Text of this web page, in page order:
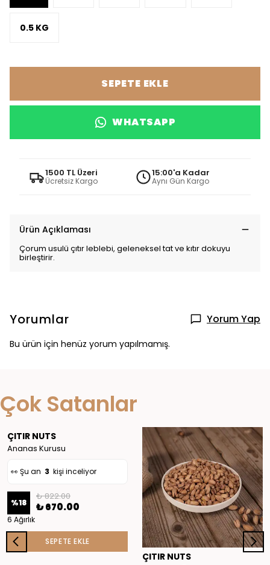
0.5 KG
SEPETE EKLE
WHATSAPP
1500 TL Üzeri
Ücretsiz Kargo
15:00'a Kadar
Aynı Gün Kargo
Ürün Açıklaması
Çorum usulü çıtır leblebi, geleneksel tat ve kıtır dokuyu
birleştirir.
Yorumlar Yorum Yap
Bu ürün için henüz yorum yapılmamış.
Çok Satanlar
ÇITIR NUTS
Ananas Kurusu
❤️ kişi favoriledi
✅ Bugün10adet satıldı
👀 Şu an 3 kişi inceliyor
%18
₺ 822.00
₺ 670.00
6 Ağırlık
SEPETE EKLE
ÇITIR NUTS
👀 Şu an2kişi inceliyor
❤️27kişi favoriledi
🛒4kişi sepete ekledi